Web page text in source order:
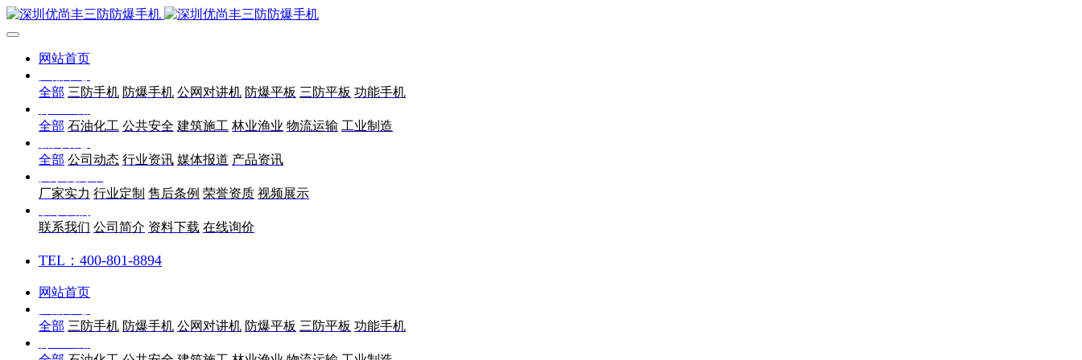
网站首页
全部 三防手机 防爆手机 公网对讲机 防爆平板 三防平板 功能手机
全部 石油化工 公共安全 建筑施工 林业渔业 物流运输 工业制造
全部 公司动态 行业资讯 媒体报道 产品资讯
厂家实力 行业定制 售后条例 荣誉资质 视频展示
联系我们 公司简介 资料下载 在线询价
TEL：400-801-8894
网站首页
全部 三防手机 防爆手机 公网对讲机 防爆平板 三防平板 功能手机